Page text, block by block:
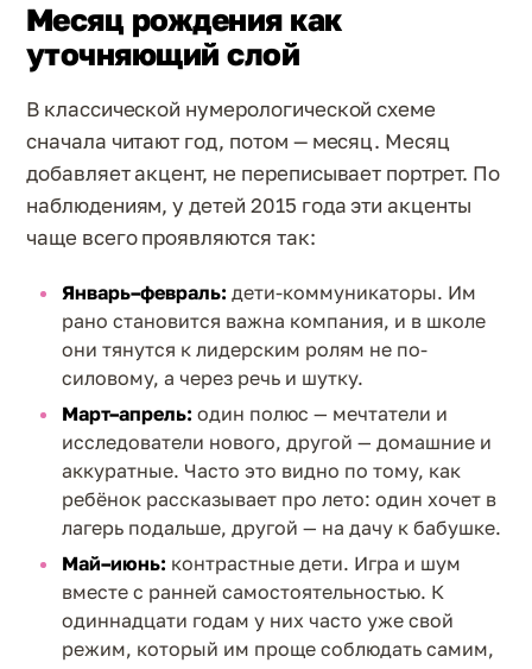
Месяц рождения как
уточняющий слой
В классической нумерологической схеме
сначала читают год, потом — месяц. Месяц
добавляет акцент, не переписывает портрет. По
наблюдениям, у детей 2015 года эти акценты
чаще всего проявляются так:
Январь–февраль: дети-коммуникаторы. Им
рано становится важна компания, и в школе
они тянутся к лидерским ролям не по-
силовому, а через речь и шутку.
Март–апрель: один полюс — мечтатели и
исследователи нового, другой — домашние и
аккуратные. Часто это видно по тому, как
ребёнок рассказывает про лето: один хочет в
лагерь подальше, другой — на дачу к бабушке.
Май–июнь: контрастные дети. Игра и шум
вместе с ранней самостоятельностью. К
одиннадцати годам у них часто уже свой
режим, который им проще соблюдать самим,